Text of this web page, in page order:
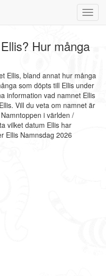
Hur många
Ellis, bland annat hur många
som döpts till Ellis under
information vad namnet Ellis
Vill du veta om namnet är
i världen /
vilket datum Ellis har
Ellis Namnsdag 2026